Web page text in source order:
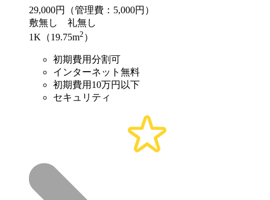
29,000円（管理費：5,000円）
敷無し 礼無し
1K（19.75m2 ）
初期費用分割可
インターネット無料
初期費用10万円以下
セキュリティ